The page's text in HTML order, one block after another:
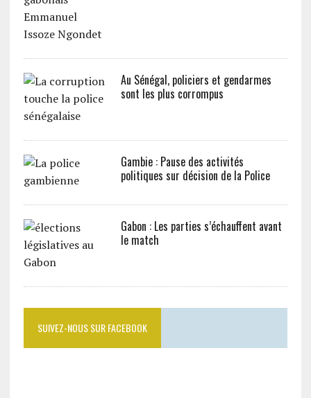
Au Sénégal, policiers et gendarmes
sont les plus corrompus
Gambie : Pause des activités
politiques sur décision de la Police
Gabon : Les parties s’échauffent avant
le match
SUIVEZ-NOUS SUR FACEBOOK